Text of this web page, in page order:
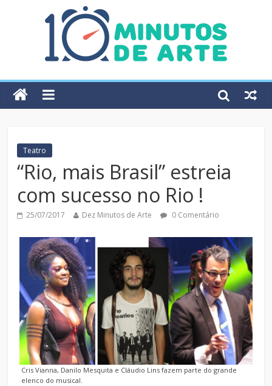
Teatro
“Rio, mais Brasil” estreia
com sucesso no Rio !
25/07/2017 Dez Minutos de Arte 0 Comentário
Cris Vianna, Danilo Mesquita e Cláudio Lins fazem parte do grande
elenco do musical.